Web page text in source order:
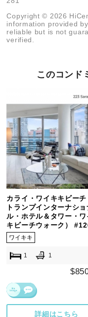
Copyright © 2026
information provided
reliable but is not
verified.
このコンド
カライ・ワイキキビーチ
トランプインターナショ
ル・ホテル＆タワー・ワ
キビーチウォーク）
ワイキキ
1 1
詳細はこちら